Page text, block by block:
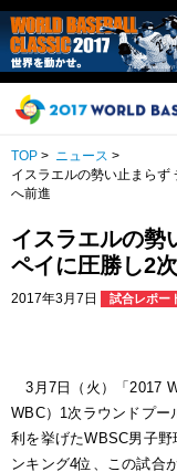
TOP > ニュース >
イスラエルの勢い止まらず
へ前進
イスラエルの勢
ペイに圧勝し2
2017年3月7日 試合レポー
3月7日（火）「2017
WBC）1次ラウンドプー
利を挙げたWBSC男子
ンキング4位、この試合